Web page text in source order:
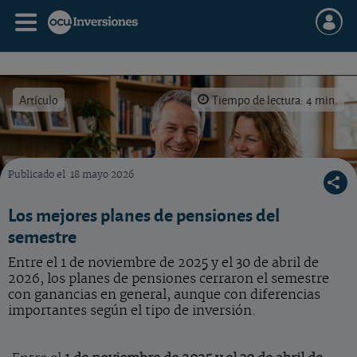
Artículo Tiempo de lectura: 4 min.
En los últimos seis meses el buen tono de las bolsas hizo las delicias de los partícipes
Publicado el 18 mayo 2026
Los mejores planes de pensiones del
semestre
Entre el 1 de noviembre de 2025 y el 30 de abril de
2026, los planes de pensiones cerraron el semestre
con ganancias en general, aunque con diferencias
importantes según el tipo de inversión.